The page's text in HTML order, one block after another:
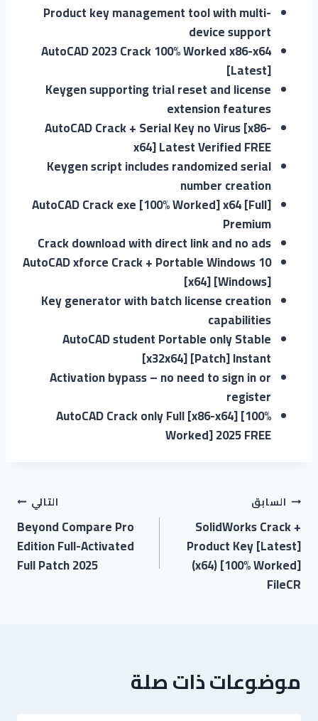
Product key management tool with multi-
device support
AutoCAD 2023 Crack 100% Worked x86-x64
[Latest]
Keygen supporting trial reset and license
extension features
AutoCAD Crack + Serial Key no Virus [x86-
x64] Latest Verified FREE
Keygen script includes randomized serial
number creation
AutoCAD Crack exe [100% Worked] x64 [Full]
Premium
Crack download with direct link and no ads
AutoCAD xforce Crack + Portable Windows 10
[x64] [Windows]
Key generator with batch license creation
capabilities
AutoCAD student Portable only Stable
[x32x64] [Patch] Instant
Activation bypass – no need to sign in or
register
AutoCAD Crack only Full [x86-x64] [100%
Worked] 2025 FREE
السابق
SolidWorks Crack +
Product Key [Latest]
(x64) [100% Worked]
FileCR
التالي
Beyond Compare Pro
Edition Full-Activated
Full Patch 2025
موضوعات ذات صلة